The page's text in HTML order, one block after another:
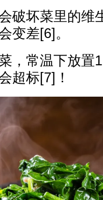
破坏菜里的维
变差[6]。
，常温下放置
超标[7]！